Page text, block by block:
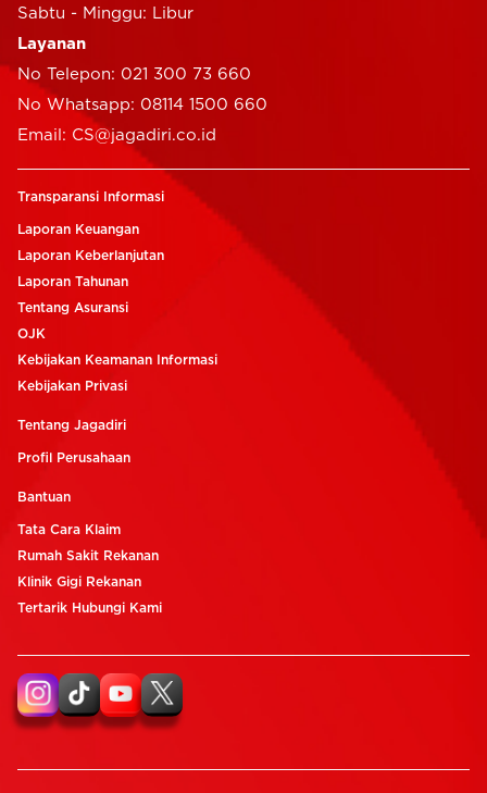
Sabtu - Minggu: Libur
Layanan
No Telepon: 021 300 73 660
No Whatsapp: 08114 1500 660
Email: CS@jagadiri.co.id
Transparansi Informasi
Laporan Keuangan
Laporan Keberlanjutan
Laporan Tahunan
Tentang Asuransi
OJK
Kebijakan Keamanan Informasi
Kebijakan Privasi
Tentang Jagadiri
Profil Perusahaan
Bantuan
Tata Cara Klaim
Rumah Sakit Rekanan
Klinik Gigi Rekanan
Tertarik Hubungi Kami